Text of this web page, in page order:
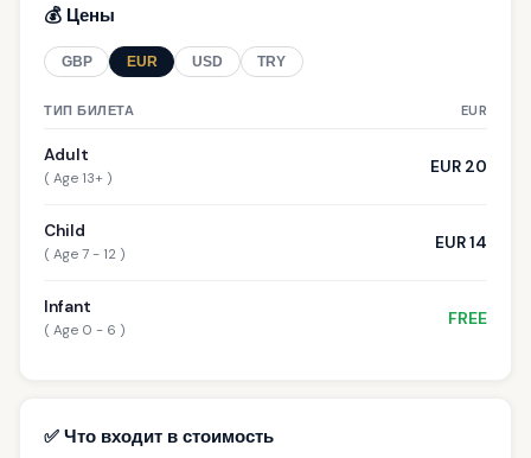
💰 Цены
GBP EUR USD TRY
ТИП БИЛЕТА EUR
Adult
( Age 13+ )
EUR 20
Child
( Age 7 - 12 )
EUR 14
Infant
( Age 0 - 6 )
FREE
✅ Что входит в стоимость